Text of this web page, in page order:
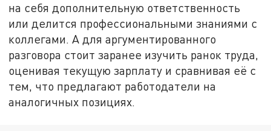
на себя дополнительную ответственность
или делится профессиональными знаниями с
коллегами. А для аргументированного
разговора стоит заранее изучить ранок труда,
оценивая текущую зарплату и сравнивая её с
тем, что предлагают работодатели на
аналогичных позициях.